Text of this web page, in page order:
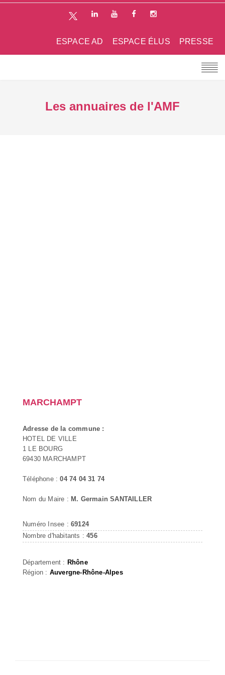
PRESSE
ESPACE ÉLUS
ESPACE AD
Les annuaires de l'AMF
MARCHAMPT
Adresse de la commune :
HOTEL DE VILLE
1 LE BOURG
69430 MARCHAMPT
Téléphone :04 74 04 31 74
Nom du Maire : M. Germain SANTAILLER
Numéro Insee : 69124
Nombre d'habitants :456
Département : Rhône
Région : Auvergne-Rhône-Alpes